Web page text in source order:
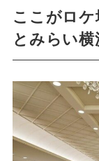
ここがロ
とみらい横